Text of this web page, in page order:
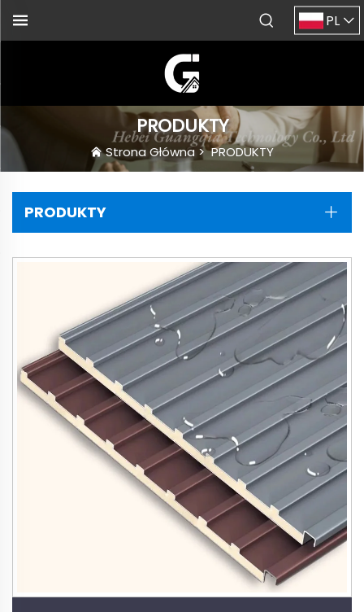
PL
PRODUKTY
Strona Główna>PRODUKTY
PRODUKTY